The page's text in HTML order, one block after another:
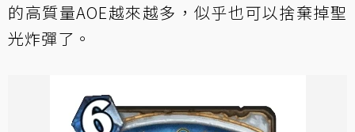
的高質量AOE越來越多，似乎也可以捨棄掉聖
光炸彈了。